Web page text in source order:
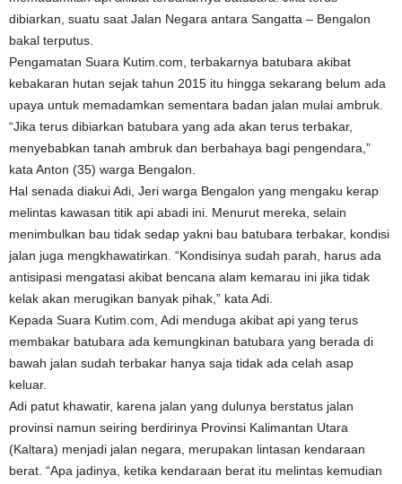
dibiarkan, suatu saat Jalan Negara antara Sangatta – Bengalon
bakal terputus.
Pengamatan Suara Kutim.com, terbakarnya batubara akibat
kebakaran hutan sejak tahun 2015 itu hingga sekarang belum ada
upaya untuk memadamkan sementara badan jalan mulai ambruk.
“Jika terus dibiarkan batubara yang ada akan terus terbakar,
menyebabkan tanah ambruk dan berbahaya bagi pengendara,”
kata Anton (35) warga Bengalon.
Hal senada diakui Adi, Jeri warga Bengalon yang mengaku kerap
melintas kawasan titik api abadi ini. Menurut mereka, selain
menimbulkan bau tidak sedap yakni bau batubara terbakar, kondisi
jalan juga mengkhawatirkan. “Kondisinya sudah parah, harus ada
antisipasi mengatasi akibat bencana alam kemarau ini jika tidak
kelak akan merugikan banyak pihak,” kata Adi.
Kepada Suara Kutim.com, Adi menduga akibat api yang terus
membakar batubara ada kemungkinan batubara yang berada di
bawah jalan sudah terbakar hanya saja tidak ada celah asap
keluar.
Adi patut khawatir, karena jalan yang dulunya berstatus jalan
provinsi namun seiring berdirinya Provinsi Kalimantan Utara
(Kaltara) menjadi jalan negara, merupakan lintasan kendaraan
berat. “Apa jadinya, ketika kendaraan berat itu melintas kemudian